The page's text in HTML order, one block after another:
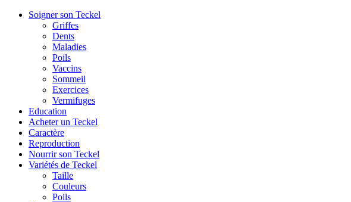
Soigner son Teckel
Griffes
Dents
Maladies
Poils
Vaccins
Sommeil
Exercices
Vermifuges
Education
Acheter un Teckel
Caractère
Reproduction
Nourrir son Teckel
Variétés de Teckel
Taille
Couleurs
Poils